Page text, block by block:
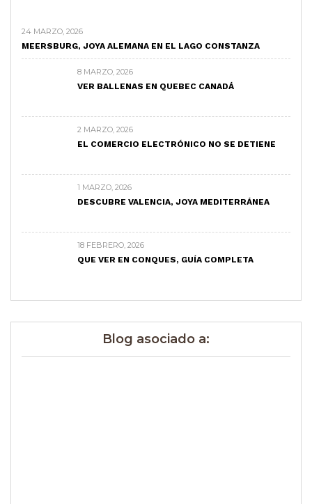
24 MARZO, 2026
MEERSBURG, JOYA ALEMANA EN EL LAGO CONSTANZA
8 MARZO, 2026
VER BALLENAS EN QUEBEC CANADÁ
2 MARZO, 2026
EL COMERCIO ELECTRÓNICO NO SE DETIENE
1 MARZO, 2026
DESCUBRE VALENCIA, JOYA MEDITERRÁNEA
18 FEBRERO, 2026
QUE VER EN CONQUES, GUÍA COMPLETA
Blog asociado a: